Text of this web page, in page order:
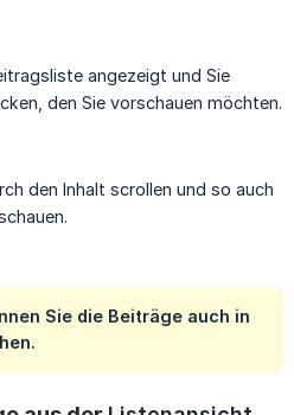
angezeigt und Sie
den Sie vorschauen möchten.
den Inhalt scrollen und so auch
Sie die Beiträge auch in